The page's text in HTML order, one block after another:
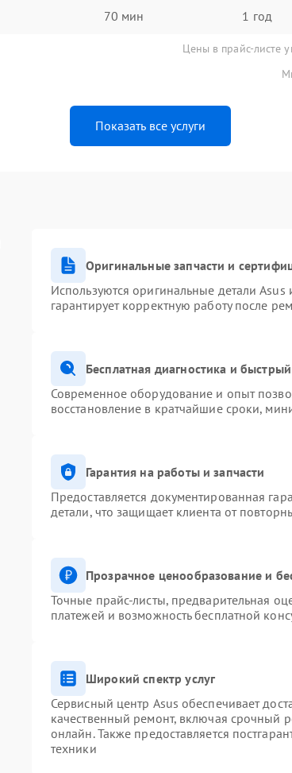
70 мин 1 год
Цены в прайс-листе
Показать все услуги
Оригинальные запчасти и
Используются оригинальные детали
гарантирует корректную работу после
Бесплатная диагностика и
Современное оборудование и опыт
восстановление в кратчайшие сроки,
Гарантия на работы и запчасти
Предоставляется документированная
детали, что защищает клиента от
Прозрачное ценообразование и
Точные прайс-листы, предварительная
платежей и возможность бесплатной
Широкий спектр услуг
Сервисный центр Asus обеспечивает
качественный ремонт, включая срочный
онлайн. Также предоставляется
техники